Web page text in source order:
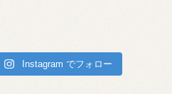
Instagram でフォロー